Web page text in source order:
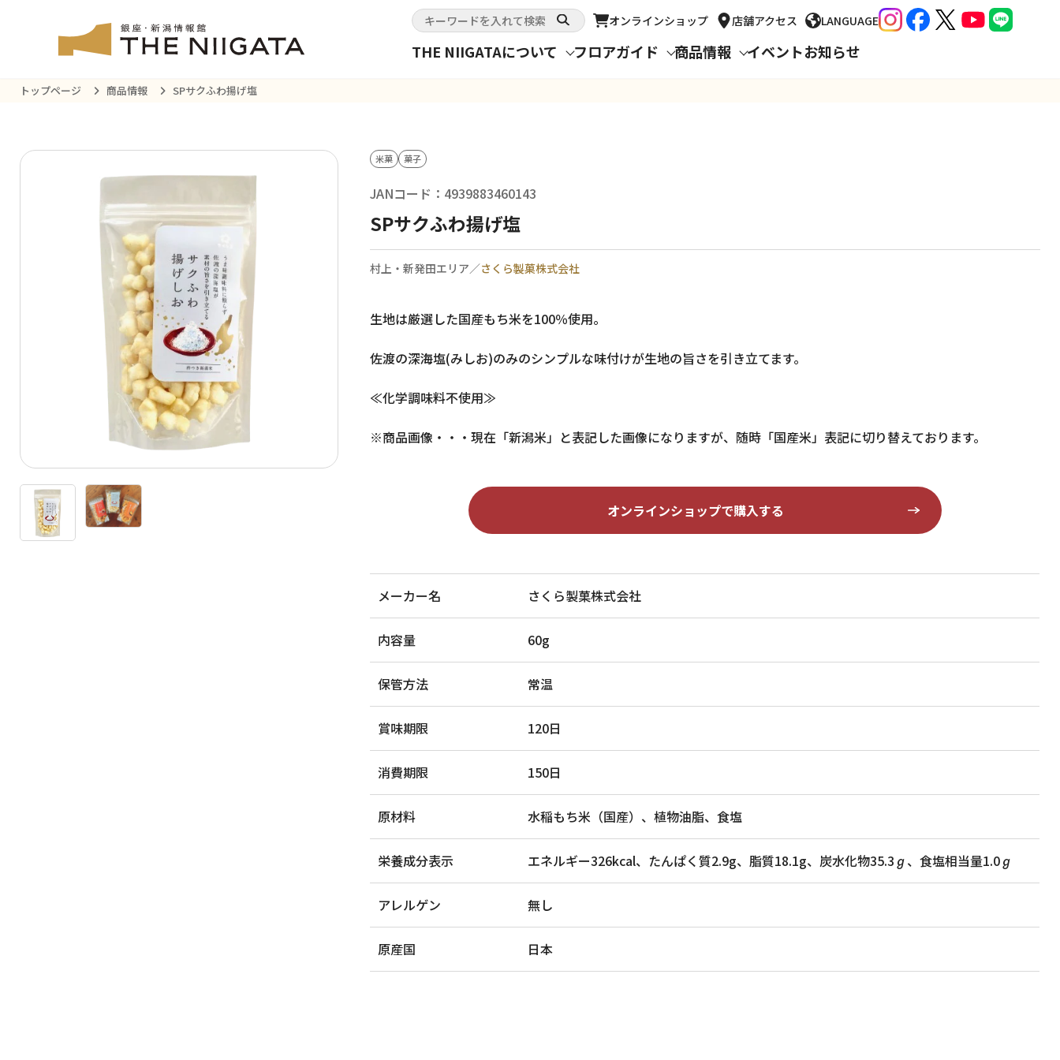
オンラインショップ 店舗アクセス LANGUAGE
THE NIIGATAについて フロアガイド 商品情報 イベントお知らせ
トップページ 商品情報 SPサクふわ揚げ塩
米菓 菓子
JANコード：4939883460143
SPサクふわ揚げ塩
村上・新発田エリア／さくら製菓株式会社
生地は厳選した国産もち米を100％使用。
佐渡の深海塩(みしお)のみのシンプルな味付けが生地の旨さを引き立てます。
≪化学調味料不使用≫
※商品画像・・・現在「新潟米」と表記した画像になりますが、随時「国産米」表記に切り替えております。
オンラインショップで購入する
メーカー名 さくら製菓株式会社
内容量 60g
保管方法 常温
賞味期限 120日
消費期限 150日
原材料 水稲もち米（国産）、植物油脂、食塩
栄養成分表示 エネルギー326kcal、たんぱく質2.9g、脂質18.1g、炭水化物35.3ℊ、食塩相当量1.0ℊ
アレルゲン 無し
原産国 日本